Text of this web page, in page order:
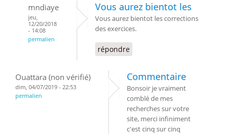
mndiaye
jeu,
12/20/2018
- 14:08
permalien
Vous aurez bientot les
Vous aurez bientot les corrections
des exercices.
répondre
Ouattara (non vérifié)
dim, 04/07/2019 - 22:53
permalien
Commentaire
Bonsoir je vraiment
comblé de mes
recherches sur votre
site, merci infiniment
c'est cinq sur cinq